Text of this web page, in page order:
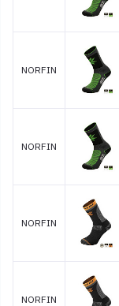
NORFIN
NORFIN
NORFIN
NORFIN